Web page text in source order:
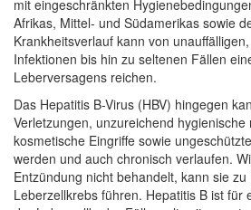
mit eingeschränkten
Afrikas, Mittel- und Südamerikas sowie
Krankheitsverlauf kann von
Infektionen bis hin zu seltenen Fällen
Leberversagens reichen.
Das Hepatitis B-Virus (HBV) hingegen
Verletzungen, unzureichend
kosmetische Eingriffe sowie
werden und auch chronisch verlaufen.
Entzündung nicht behandelt, kann sie
Leberzellkrebs führen. Hepatitis B ist für